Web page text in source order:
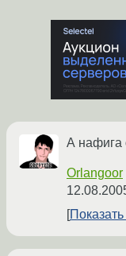
А нафига
Orlangoor
Показать